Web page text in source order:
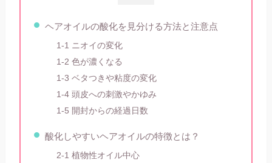
ヘアオイルの酸化を見分ける方法と注意点
1-1 ニオイの変化
1-2 色が濃くなる
1-3 ベタつきや粘度の変化
1-4 頭皮への刺激やかゆみ
1-5 開封からの経過日数
酸化しやすいヘアオイルの特徴とは？
2-1 植物性オイル中心